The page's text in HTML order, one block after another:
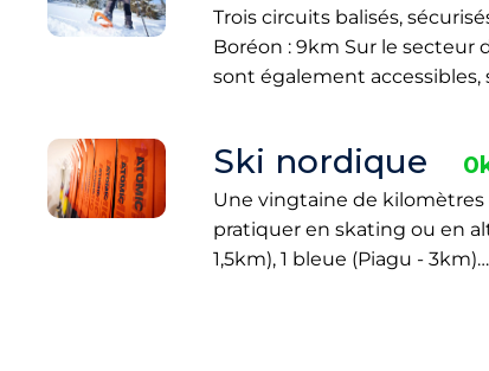
Trois circuits balisés,
Boréon : 9km Sur le secteur
sont également accessibles,
Ski nordique
Une vingtaine de kilomètres
pratiquer en skating ou en
1,5km), 1 bleue (Piagu - 3km)…